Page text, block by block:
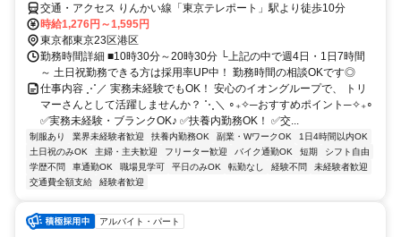
交通・アクセス りんかい線「東京テレポート」駅より徒歩10分
時給1,276円～1,595円
東京都東京23区港区
勤務時間詳細 ■10時30分～20時30分 └上記の中で週4日・1日7時間
～ 土日祝勤務できる方は採用率UP中！ 勤務時間の相談OKです◎
仕事内容 ⋰／ 実務未経験でもOK！ 安心のイオングループで、 トリ
マーさんとして活躍しませんか？ ⋱＼ ∘₊✧─おすすめポイント─✧₊∘
✅実務未経験・ブランクOK♪ ✅️扶養内勤務OK！ ✅️交...
制服あり 業界未経験者歓迎 扶養内勤務OK 副業・WワークOK
1日4時間以内OK
土日祝のみOK
主婦・主夫歓迎 フリーター歓迎 バイク通勤OK 短期
シフト自由
学歴不問
車通勤OK 職場見学可 平日のみOK 転勤なし 経験不問
未経験者歓迎
交通費全額支給
経験者歓迎
アルバイト・パート